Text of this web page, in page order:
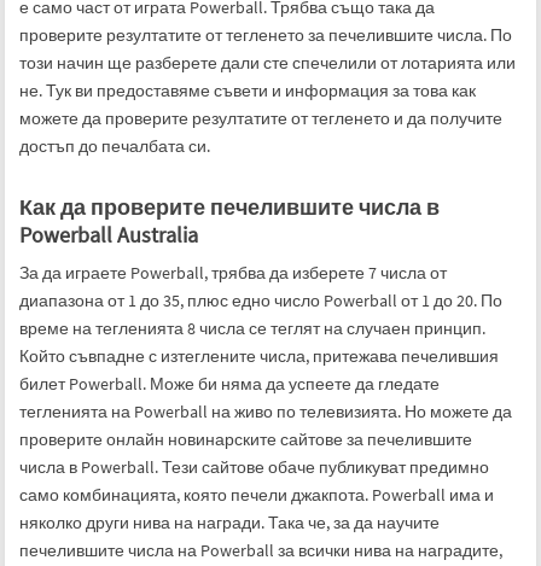
е само част от играта Powerball. Трябва също така да
проверите резултатите от тегленето за печелившите числа. По
този начин ще разберете дали сте спечелили от лотарията или
не. Тук ви предоставяме съвети и информация за това как
можете да проверите резултатите от тегленето и да получите
достъп до печалбата си.
Как да проверите печелившите числа в
Powerball Australia
За да играете Powerball, трябва да изберете 7 числа от
диапазона от 1 до 35, плюс едно число Powerball от 1 до 20. По
време на тегленията 8 числа се теглят на случаен принцип.
Който съвпадне с изтеглените числа, притежава печелившия
билет Powerball. Може би няма да успеете да гледате
тегленията на Powerball на живо по телевизията. Но можете да
проверите онлайн новинарските сайтове за печелившите
числа в Powerball. Тези сайтове обаче публикуват предимно
само комбинацията, която печели джакпота. Powerball има и
няколко други нива на награди. Така че, за да научите
печелившите числа на Powerball за всички нива на наградите,